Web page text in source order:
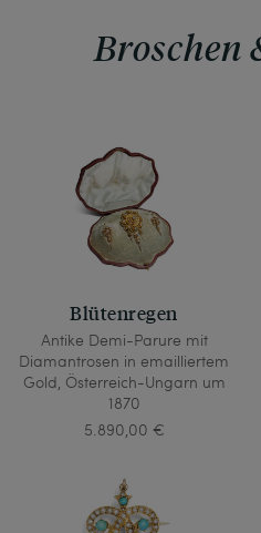
Broschen
Blütenregen
Antike Demi-Parure mit
Diamantrosen in emailliertem
Gold, Österreich-Ungarn um
1870
5.890,00 €